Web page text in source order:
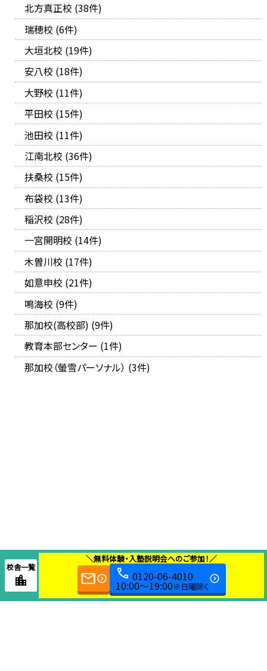
北方真正校 (38件)
瑞穂校 (6件)
大垣北校 (19件)
安八校 (18件)
大野校 (11件)
平田校 (15件)
池田校 (11件)
江南北校 (36件)
扶桑校 (15件)
布袋校 (13件)
稲沢校 (28件)
一宮開明校 (14件)
木曽川校 (17件)
如意申校 (21件)
鳴海校 (9件)
那加校(高校部) (9件)
教育本部センター (1件)
那加校（螢雪パーソナル） (3件)
校舎一覧
＼無料体験・入塾説明会へのご参加！／
0120-06-4010
10:00～19:00※日曜除く